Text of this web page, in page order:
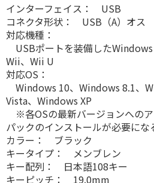
インターフェイス： USB
コネクタ形状： USB（A）オス
対応機種：
USBポートを装備したWindows
Wii、Wii U
対応OS：
Windows 10、Windows 8.1、
Vista、Windows XP
※各OSの最新バージョンへの
パックのインストールが必要にな
カラー： ブラック
キータイプ： メンブレン
キー配列： 日本語108キー
キーピッチ： 19.0mm